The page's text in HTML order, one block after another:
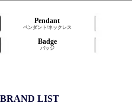
Pendant
ペンダント/ネックレス
Badge
バッジ
BRAND LIST